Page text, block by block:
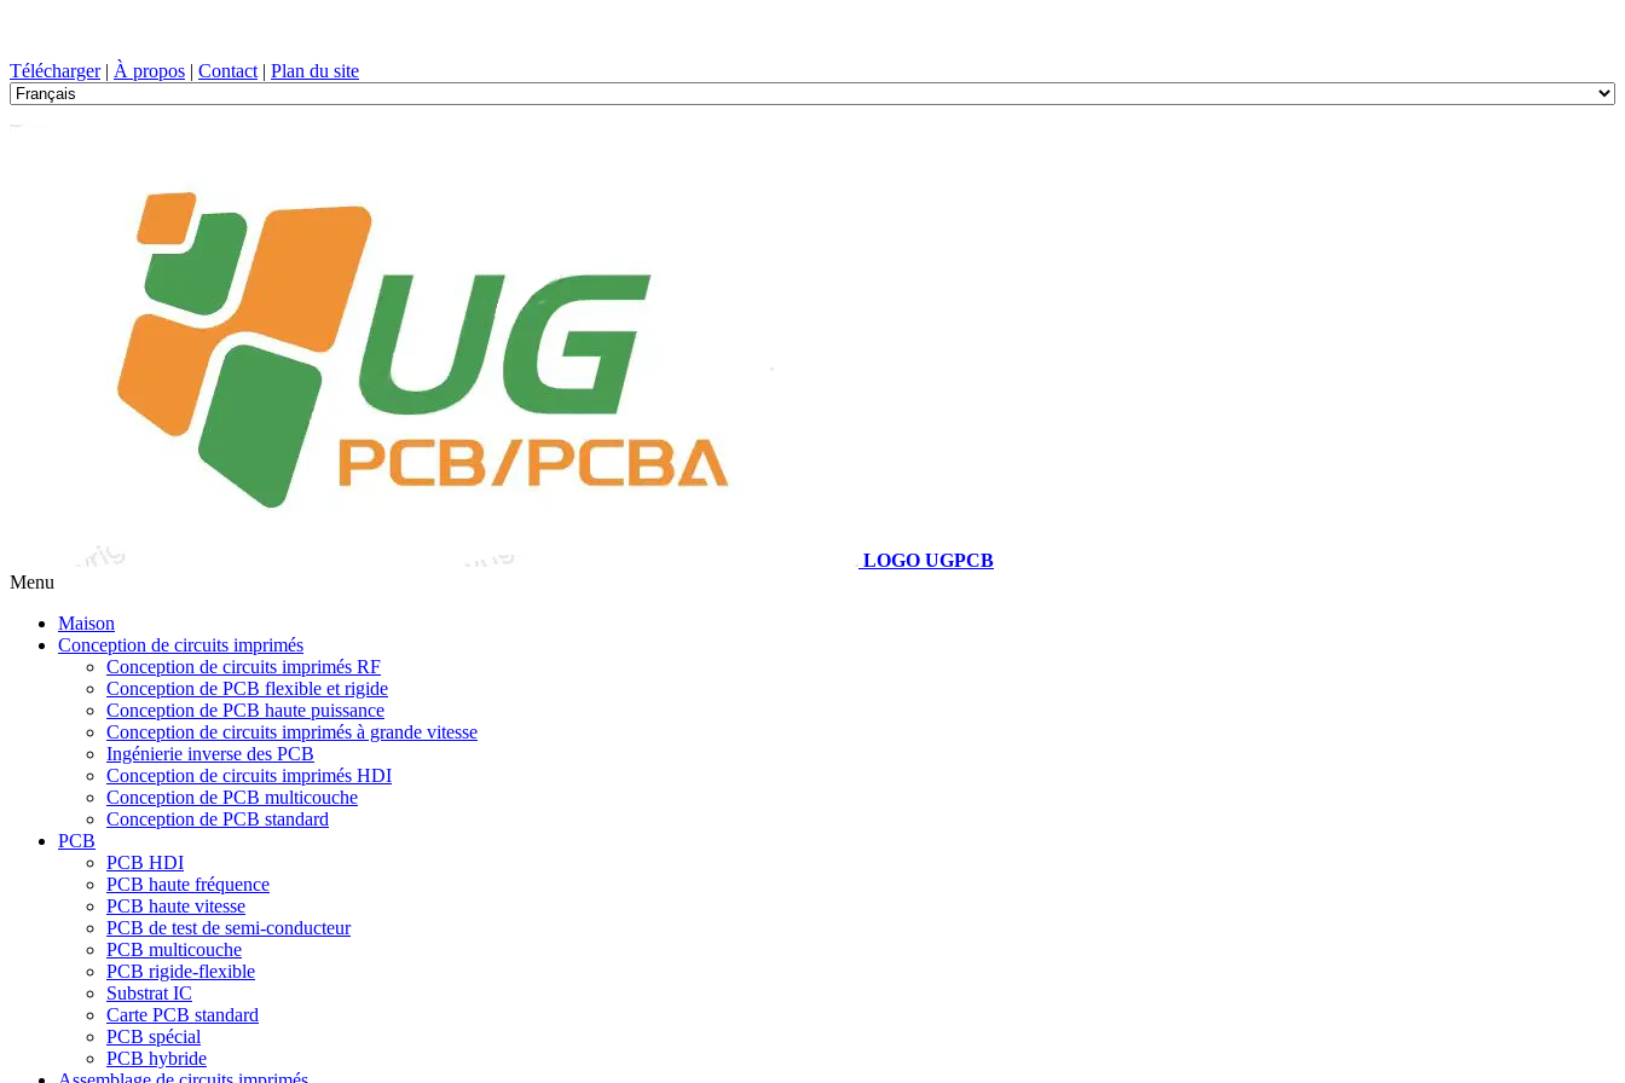
Télécharger| À propos | Contact | Plan du site
LOGO UGPCB
Menu
Maison
Conception de circuits imprimés
Conception de circuits imprimés RF
Conception de PCB flexible et rigide
Conception de PCB haute puissance
Conception de circuits imprimés à grande vitesse
Ingénierie inverse des PCB
Conception de circuits imprimés HDI
Conception de PCB multicouche
Conception de PCB standard
PCB
PCB HDI
PCB haute fréquence
PCB haute vitesse
PCB de test de semi-conducteur
PCB multicouche
PCB rigide-flexible
Substrat IC
Carte PCB standard
PCB spécial
PCB hybride